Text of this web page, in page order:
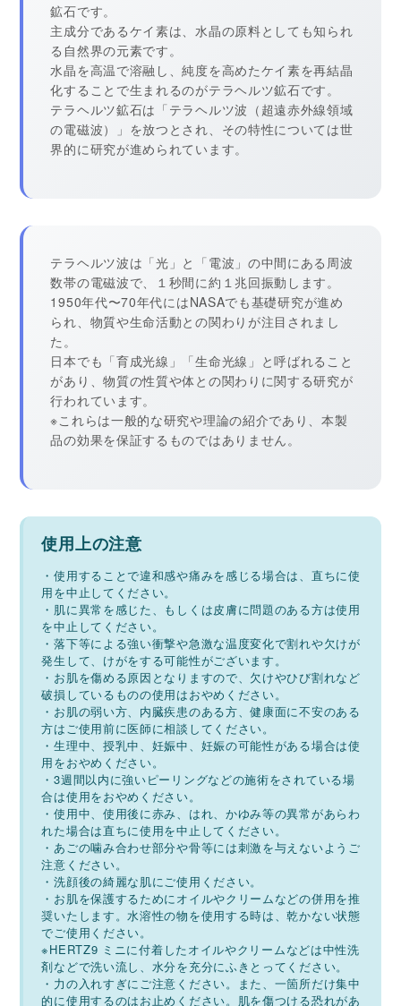
鉱石です。
主成分であるケイ素は、水晶の原料としても知られ
る自然界の元素です。
水晶を高温で溶融し、純度を高めたケイ素を再結晶
化することで生まれるのがテラヘルツ鉱石です。
テラヘルツ鉱石は「テラヘルツ波（超遠赤外線領域
の電磁波）」を放つとされ、その特性については世
界的に研究が進められています。
テラヘルツ波は「光」と「電波」の中間にある周波
数帯の電磁波で、１秒間に約１兆回振動します。
1950年代〜70年代にはNASAでも基礎研究が進め
られ、物質や生命活動との関わりが注目されまし
た。
日本でも「育成光線」「生命光線」と呼ばれること
があり、物質の性質や体との関わりに関する研究が
行われています。
※これらは一般的な研究や理論の紹介であり、本製
品の効果を保証するものではありません。
使用上の注意
・使用することで違和感や痛みを感じる場合は、直ちに使
用を中止してください。
・肌に異常を感じた、もしくは皮膚に問題のある方は使用
を中止してください。
・落下等による強い衝撃や急激な温度変化で割れや欠けが
発生して、けがをする可能性がございます。
・お肌を傷める原因となりますので、欠けやひび割れなど
破損しているものの使用はおやめください。
・お肌の弱い方、内臓疾患のある方、健康面に不安のある
方はご使用前に医師に相談してください。
・生理中、授乳中、妊娠中、妊娠の可能性がある場合は使
用をおやめください。
・3週間以内に強いピーリングなどの施術をされている場
合は使用をおやめください。
・使用中、使用後に赤み、はれ、かゆみ等の異常があらわ
れた場合は直ちに使用を中止してください。
・あごの噛み合わせ部分や骨等には刺激を与えないようご
注意ください。
・洗顔後の綺麗な肌にご使用ください。
・お肌を保護するためにオイルやクリームなどの併用を推
奨いたします。水溶性の物を使用する時は、乾かない状態
でご使用ください。
※HERTZ9 ミニに付着したオイルやクリームなどは中性洗
剤などで洗い流し、水分を充分にふきとってください。
・力の入れすぎにご注意ください。また、一箇所だけ集中
的に使用するのはお止めください。肌を傷つける恐れがあ